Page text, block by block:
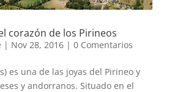
corazón de los Pirineos
| Nov 28, 2016| 0 Comentarios
es una de las joyas del Pirineo y
y andorranos. Situado en el